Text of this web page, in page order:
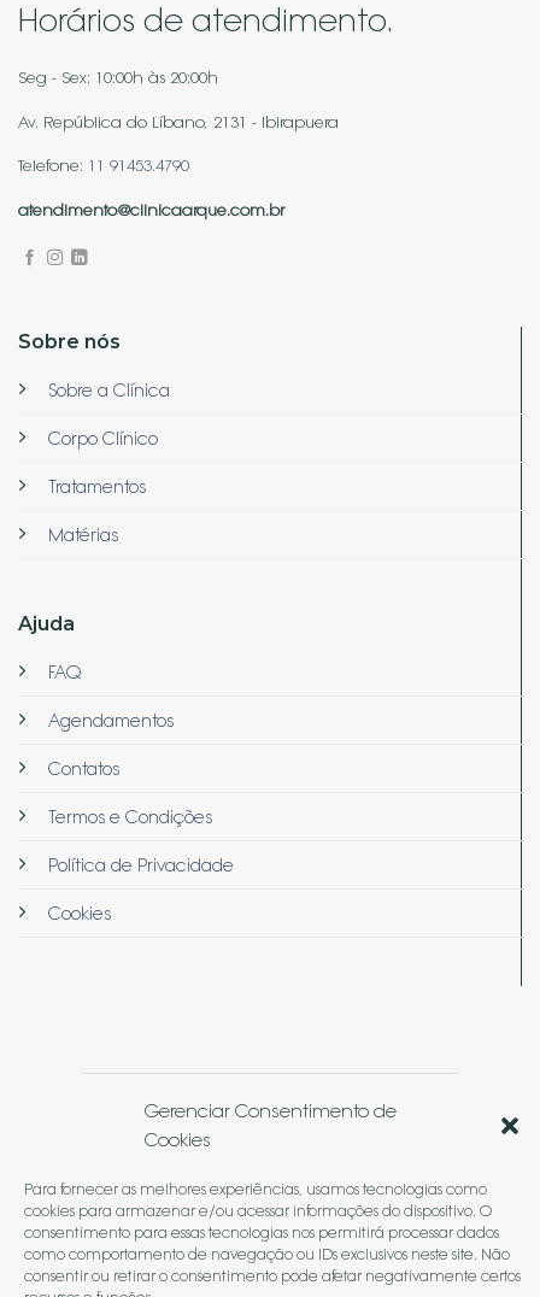
Gerenciar Consentimento de
Cookies
Para fornecer as melhores experiências, usamos tecnologias como
cookies para armazenar e/ou acessar informações do dispositivo. O
consentimento para essas tecnologias nos permitirá processar dados
como comportamento de navegação ou IDs exclusivos neste site. Não
consentir ou retirar o consentimento pode afetar negativamente certos
Sobre nós
Sobre a Clínica
Corpo Clínico
Tratamentos
Matérias
Ajuda
FAQ
Agendamentos
Contatos
Termos e Condições
Política de Privacidade
Cookies
Horários de atendimento.
Seg - Sex: 10:00h às 20:00h
Av. República do Líbano, 2131 - Ibirapuera
Telefone: 11 91453.4790
atendimento@clinicaarque.com.br
© 2026Arquë Medicina & Estética